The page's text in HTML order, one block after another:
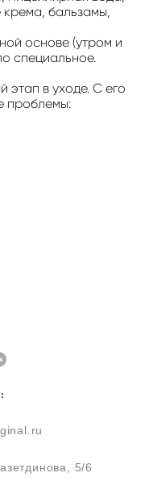
бальзамы,
основе (утром и
специальное.
в уходе. С его
проблемы:
5/6